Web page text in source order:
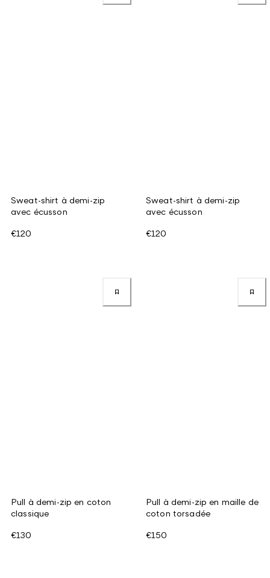
Sweat-shirt à demi-zip
avec écusson
€120
Sweat-shirt à demi-zip
avec écusson
€120
Pull à demi-zip en coton
classique
€130
Pull à demi-zip en maille de
coton torsadée
€150